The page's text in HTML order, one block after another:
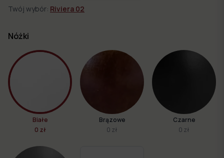
Twój wybór: Riviera 02
Nóżki
Białe
0 zł
Brązowe
0 zł
Czarne
0 zł